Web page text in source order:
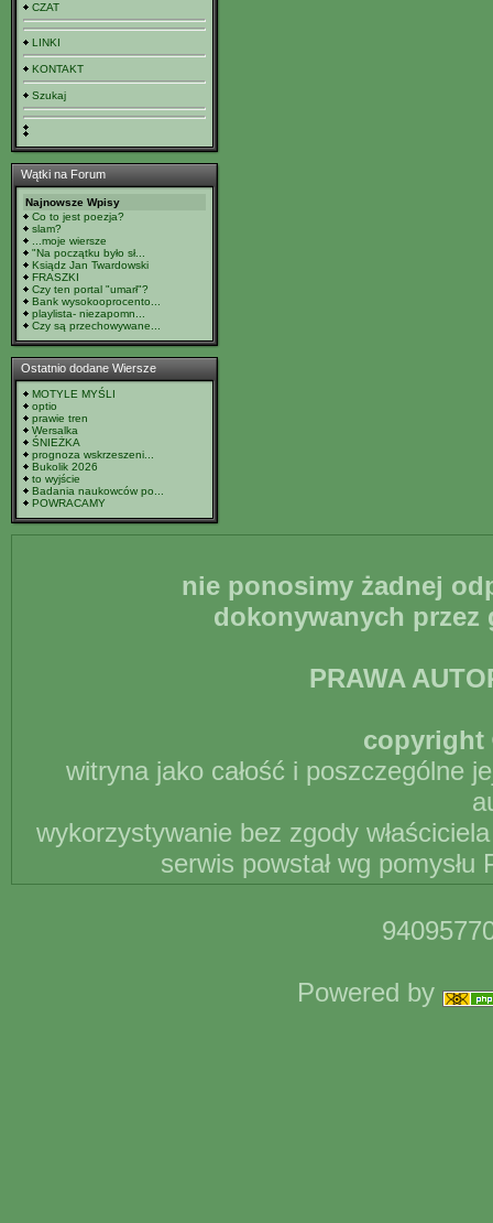
CZAT
LINKI
KONTAKT
Szukaj
Wątki na Forum
Najnowsze Wpisy
Co to jest poezja?
slam?
...moje wiersze
"Na początku było sł...
Ksiądz Jan Twardowski
FRASZKI
Czy ten portal "umarł"?
Bank wysokooprocento...
playlista- niezapomn...
Czy są przechowywane...
Ostatnio dodane Wiersze
MOTYLE MYŚLI
optio
prawie tren
Wersalka
ŚNIEŻKA
prognoza wskrzeszeni...
Bukolik 2026
to wyjście
Badania naukowców po...
POWRACAMY
nie ponosimy żadnej
dokonywanych
PRAWA
copyright
witryna jako całość i poszczególne
wykorzystywanie bez zgody
serwis powstał wg
Powered by